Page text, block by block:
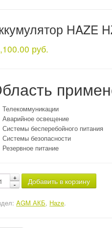
HAZE
руб.
Телекоммуникации
Аварийное освещение
Системы бесперебойного питания
Системы безопасности
Резервное питание
Добавить в корзину
AGM АКБ, Haze.